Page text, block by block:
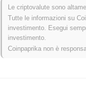
Come si sta
Negli ultimi 7 giorni, Wolf
del 0.33% . Ciò indica un
Le criptovalute sono
Tutte le informazioni su
investimento. Esegui
investimento.
Coinpaprika non è